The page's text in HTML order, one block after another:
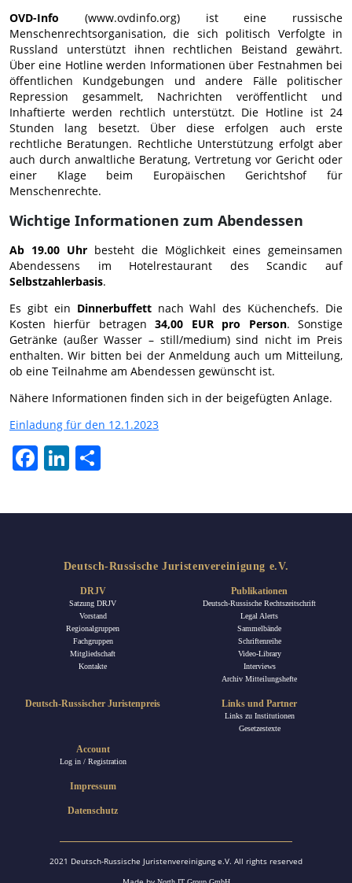
OVD-Info (www.ovdinfo.org) ist eine russische
Menschenrechtsorganisation, die sich politisch Verfolgte in
Russland unterstützt ihnen rechtlichen Beistand gewährt.
Über eine Hotline werden Informationen über Festnahmen bei
öffentlichen Kundgebungen und andere Fälle politischer
Repression gesammelt, Nachrichten veröffentlicht und
Inhaftierte werden rechtlich unterstützt. Die Hotline ist 24
Stunden lang besetzt. Über diese erfolgen auch erste
rechtliche Beratungen. Rechtliche Unterstützung erfolgt aber
auch durch anwaltliche Beratung, Vertretung vor Gericht oder
einer Klage beim Europäischen Gerichtshof für
Menschenrechte.
Wichtige Informationen zum Abendessen
Ab 19.00 Uhr besteht die Möglichkeit eines gemeinsamen
Abendessens im Hotelrestaurant des Scandic auf
Selbstzahlerbasis.
Es gibt ein Dinnerbuffettnach Wahl des Küchenchefs. Die
Kosten hierfür betragen34,00 EUR pro Person. Sonstige
Getränke (außer Wasser – still/medium) sind nicht im Preis
enthalten. Wir bitten bei der Anmeldung auch um Mitteilung,
ob eine Teilnahme am Abendessen gewünscht ist.
Nähere Informationen finden sich in der beigefügten Anlage.
Einladung für den 12.1.2023
FacebookLinkedIn
Deutsch-Russische Juristenvereinigung e.V.
DRJV
Satzung DRJV
Vorstand
Regionalgruppen
Fachgruppen
Mitgliedschaft
Kontakte
Publikationen
Deutsch-Russische Rechtszeitschrift
Legal Alerts
Sammelbände
Schriftenreihe
Video-Library
Interviews
Archiv Mitteilungshefte
Deutsch-Russischer Juristenpreis
Account
Log in / Registration
Links und Partner
Links zu Institutionen
Gesetzestexte
Impressum
Datenschutz
2021 Deutsch-Russische Juristenvereinigung e.V. All rights reserved